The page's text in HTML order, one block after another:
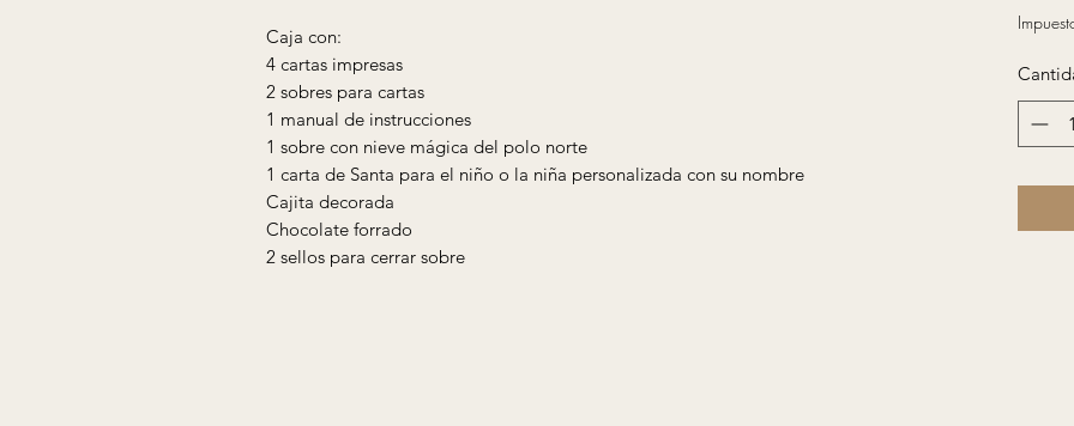
Caja con:
4 cartas impresas
2 sobres para cartas
1 manual de instrucciones
1 sobre con nieve mágica del polo norte
1 carta de Santa para el niño o la niña personalizada con su nombre
Cajita decorada
Chocolate forrado
2 sellos para cerrar sobre